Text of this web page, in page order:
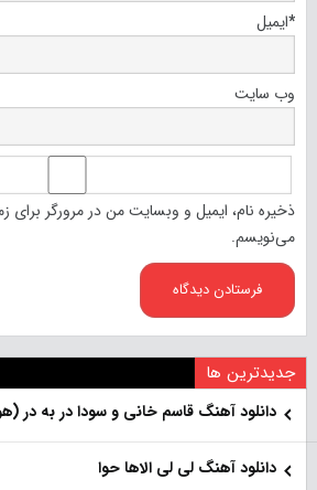
ایمیل*
وب‌ سایت
ذخیره نام، ایمیل و وبسایت من در مرورگر برای
می‌نویسم.
جدیدترین ها
دانلود آهنگ قاسم خانی و سودا در به
دانلود آهنگ لی لی الاها حوا